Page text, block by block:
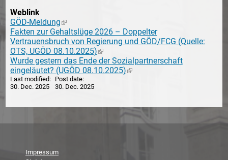
Weblink
GÖD-Meldung(link is external)
Fakten zur Gehaltslüge 2026 – Doppelter
Vertrauensbruch von Regierung und GÖD/FCG (Quelle:
OTS, UGÖD 08.10.2025)(link is external)
Wurde gestern das Ende der Sozialpartnerschaft
eingeläutet? (UGÖD 08.10.2025)(link is external)
Last modified
30. Dec. 2025
Post date
30. Dec. 2025
Impressum